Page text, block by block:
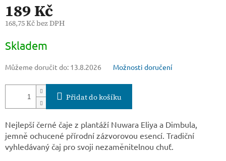
189 Kč
168,75 Kč bez DPH
cena:
Skladem
Můžeme doručit do: 13.8.2026 Možnosti doručení
Přidat do košíku
Nejlepší černé čaje z plantáží Nuwara Eliya a Dimbula,
jemně ochucené přírodní zázvorovou esencí. Tradiční
vyhledávaný čaj pro svoji nezaměnitelnou chuť.